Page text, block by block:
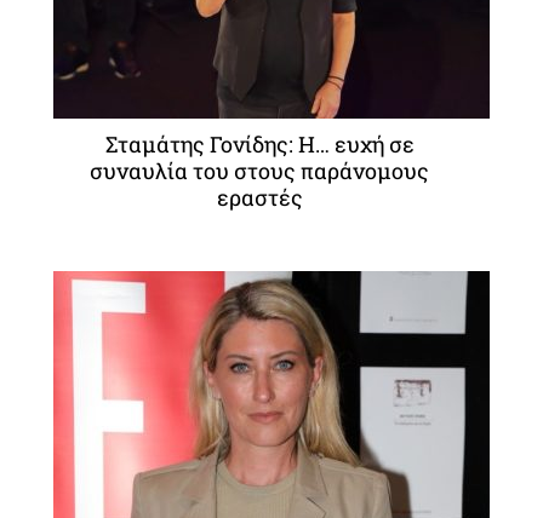
Σταμάτης Γονίδης: Η… ευχή σε
συναυλία του στους παράνομους
εραστές